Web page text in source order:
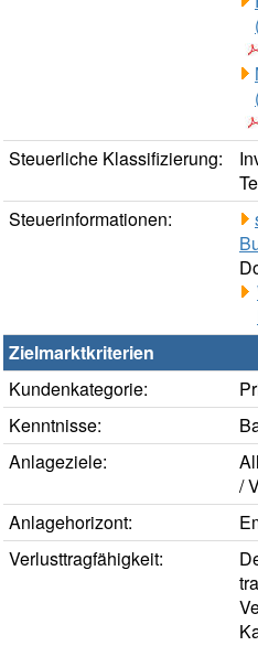
Steuerliche Klassifizierung:
Steuerinformationen:
Zielmarktkriterien
Kundenkategorie:
Kenntnisse:
Anlageziele:
/
Anlagehorizont:
Verlusttragfähigkeit: